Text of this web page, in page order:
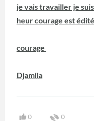
je vais travailler je
heur courage est
courage
Djamila
0 0